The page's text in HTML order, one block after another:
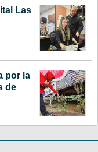
Las
por la
de